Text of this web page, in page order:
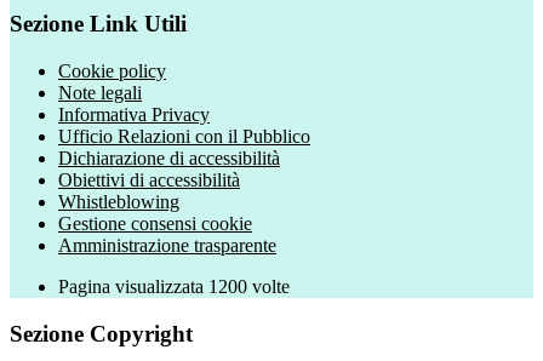
Sezione Link Utili
Cookie policy
Note legali
Informativa Privacy
Ufficio Relazioni con il Pubblico
Dichiarazione di accessibilità
Obiettivi di accessibilità
Whistleblowing
Gestione consensi cookie
Amministrazione trasparente
Pagina visualizzata 1200 volte
Sezione Copyright